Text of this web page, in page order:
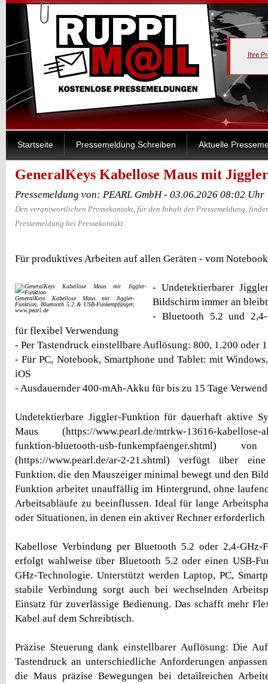
Ihre
Startseite Pressemeldung Schreiben Aktuelle
GeneralKeys Kabellose Maus mit
Pressemeldung von: PEARL GmbH - 03.06.2026 08:02 Uhr
Den verantwortlichen Pressekontakt, für den Inhalt der Pressemeldung,
Pressemeldung bei Pressekontakt.
Für produktives Arbeiten auf allen Geräten - vom
GeneralKeys Kabellose Maus mit Jiggler-
Funktion, Bluetooth 5.2 & USB-Funkempfänger,
www.pearl.de
- Undetektierbarer
Bildschirm immer an bleibt
- Bluetooth 5.2 und 2,4-
für flexibel Verwendung
- Per Tastendruck einstellbare Auflösung: 800, 1.200 oder
- Für PC, Notebook, Smartphone und Tablet: mit
iOS
- Ausdauernder 400-mAh-Akku für bis zu 15 Tage
Undetektierbare Jiggler-Funktion für dauerhaft aktive
Maus (https://www.pearl.de/mtrkw-13616-kabellose-
funktion-bluetooth-usb-funkempfaenger.shtml)
(https://www.pearl.de/ar-2-21.shtml) verfügt über
Funktion, die den Mauszeiger minimal bewegt und den
Funktion arbeitet unauffällig im Hintergrund, ohne
Arbeitsabläufe zu beeinflussen. Ideal für lange
oder Situationen, in denen ein aktiver Rechner erforderlich
Kabellose Verbindung per Bluetooth 5.2 oder 2,4-GHz-
erfolgt wahlweise über Bluetooth 5.2 oder einen USB-
GHz-Technologie. Unterstützt werden Laptop, PC,
stabile Verbindung sorgt auch bei wechselnden
Einsatz für zuverlässige Bedienung. Das schafft mehr
Kabel auf dem Schreibtisch.
Präzise Steuerung dank einstellbarer Auflösung: Die
Tastendruck an unterschiedliche Anforderungen
die Maus präzise Bewegungen bei detailreichen